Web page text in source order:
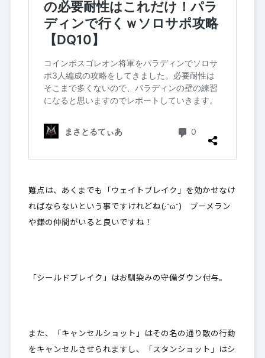
難点は、あくまでも「ウェイトブレイク」を効かせなけ
ればならないという事ですけれどね(;^ω^) ブーメラン
や鎌の仲間がいると良いですね！
「シールドブレイク」はお馴染みの守備ダウン付与。
また、「キャンセルショット」はその名の通り敵の行動
をキャンセルさせられますし、「スタンショット」はシ